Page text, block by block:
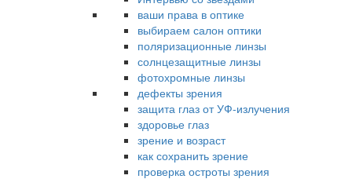
ваши права в оптике
выбираем салон оптики
поляризационные линзы
солнцезащитные линзы
фотохромные линзы
дефекты зрения
защита глаз от УФ-излучения
здоровье глаз
зрение и возраст
как сохранить зрение
проверка остроты зрения